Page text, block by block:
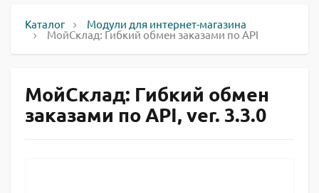
Каталог Модули для интернет-магазина
МойСклад: Гибкий обмен заказами по API
МойСклад: Гибкий обмен
заказами по API, ver. 3.3.0